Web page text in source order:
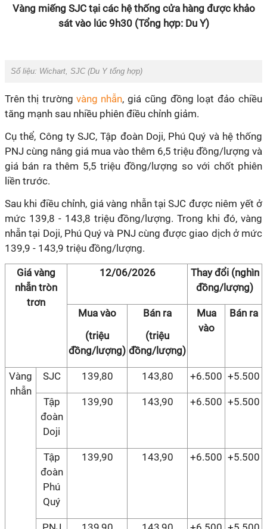
Vàng miếng SJC tại các hệ thống cửa hàng được khảo
sát vào lúc 9h30 (Tổng hợp: Du Y)
Số liệu: Wichart, SJC (Du Y tổng hợp)
Trên thị trường vàng nhẫn, giá cũng đồng loạt đảo chiều
tăng mạnh sau nhiều phiên điều chỉnh giảm.
Cụ thể, Công ty SJC, Tập đoàn Doji, Phú Quý và hệ thống
PNJ cùng nâng giá mua vào thêm 6,5 triệu đồng/lượng và
giá bán ra thêm 5,5 triệu đồng/lượng so với chốt phiên
liền trước.
Sau khi điều chỉnh, giá vàng nhẫn tại SJC được niêm yết ở
mức 139,8 - 143,8 triệu đồng/lượng. Trong khi đó, vàng
nhẫn tại Doji, Phú Quý và PNJ cùng được giao dịch ở mức
139,9 - 143,9 triệu đồng/lượng.
Giá vàng
nhẫn tròn
trơn
12/06/2026
Thay đổi (nghìn
đồng/lượng)
Mua vào
(triệu
đồng/lượng)
Bán ra
(triệu
đồng/lượng)
Mua
vào
Bán ra
Vàng
nhẫn
SJC 139,80 143,80 +6.500 +5.500
Tập
đoàn
Doji
139,90 143,90 +6.500 +5.500
Tập
đoàn
Phú
Quý
139,90 143,90 +6.500 +5.500